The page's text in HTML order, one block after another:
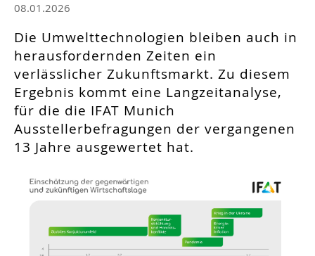
08.01.2026
Die Umwelttechnologien bleiben auch in
herausfordernden Zeiten ein
verlässlicher Zukunftsmarkt. Zu diesem
Ergebnis kommt eine Langzeitanalyse,
für die die IFAT Munich
Ausstellerbefragungen der vergangenen
13 Jahre ausgewertet hat.